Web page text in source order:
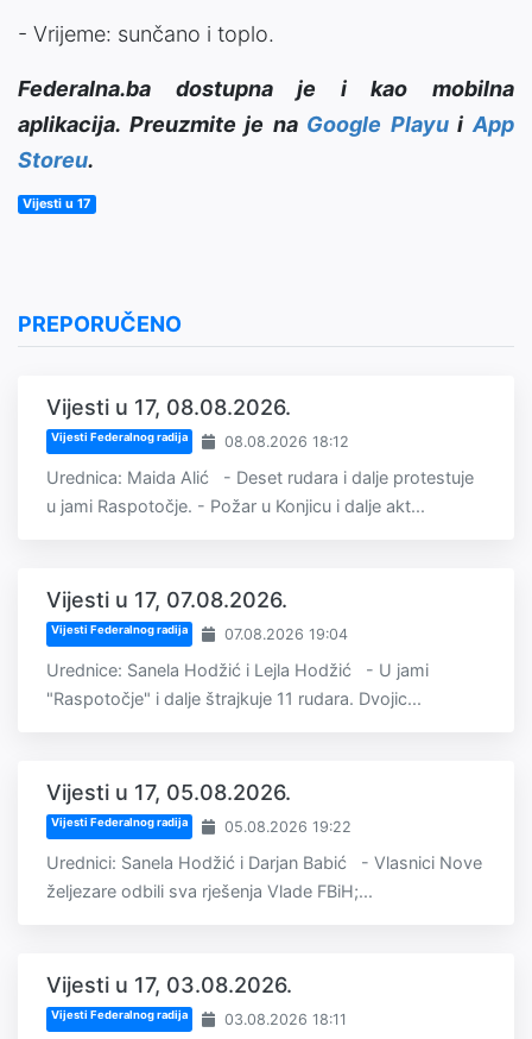
- Vrijeme: sunčano i toplo.
Federalna.ba dostupna je i kao mobilna
aplikacija. Preuzmite je na Google PlayuiApp
Storeu.
Vijesti u 17
PREPORUČENO
Vijesti u 17, 08.08.2026.
Vijesti Federalnog radija 08.08.2026 18:12
Urednica: Maida Alić - Deset rudara i dalje protestuje
u jami Raspotočje. - Požar u Konjicu i dalje akt...
Vijesti u 17, 07.08.2026.
Vijesti Federalnog radija 07.08.2026 19:04
Urednice: Sanela Hodžić i Lejla Hodžić - U jami
"Raspotočje" i dalje štrajkuje 11 rudara. Dvojic...
Vijesti u 17, 05.08.2026.
Vijesti Federalnog radija 05.08.2026 19:22
Urednici: Sanela Hodžić i Darjan Babić - Vlasnici Nove
željezare odbili sva rješenja Vlade FBiH;...
Vijesti u 17, 03.08.2026.
Vijesti Federalnog radija 03.08.2026 18:11